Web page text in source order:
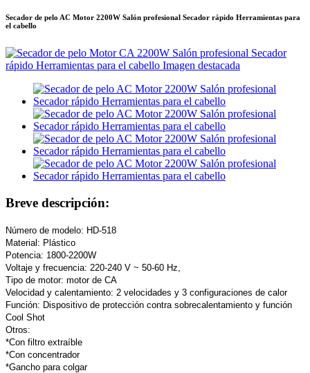
Secador de pelo AC Motor 2200W Salón profesional Secador rápido Herramientas para
el cabello
Breve descripción:
Número de modelo: HD-518
Material: Plástico
Potencia: 1800-2200W
Voltaje y frecuencia: 220-240 V ~ 50-60 Hz,
Tipo de motor: motor de CA
Velocidad y calentamiento: 2 velocidades y 3 configuraciones de calor
Función: Dispositivo de protección contra sobrecalentamiento y función
Cool Shot
Otros:
*Con filtro extraíble
*Con concentrador
*Gancho para colgar